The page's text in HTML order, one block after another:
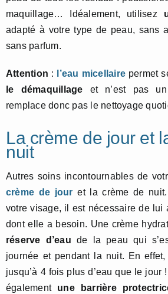
maquillage… Idéalement, utilisez
adapté à votre type de peau, sans
sans parfum.
Attention : l’eau micellaire permet
le démaquillage et n’est pas
remplace donc pas le nettoyage
La crème de jour et
nuit
Autres soins incontournables de
crème de jour et la crème de
votre visage, il est nécessaire de lui
dont elle a besoin. Une crème
réserve d’eau de la peau qui
journée et pendant la nuit. En
jusqu’à 4 fois plus d’eau que le jour
également une barrière